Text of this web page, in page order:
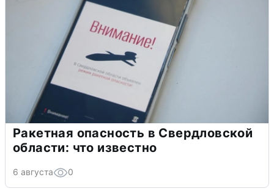
Ракетная опасность в Свердловской
области: что известно
6 августа 0